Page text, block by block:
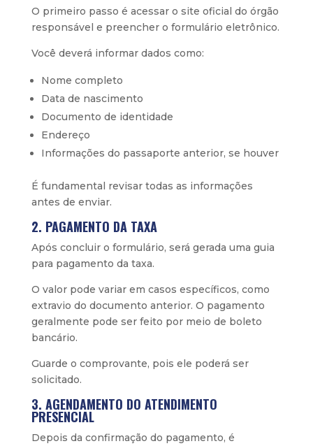
O primeiro passo é acessar o site oficial do órgão
responsável e preencher o formulário eletrônico.
Você deverá informar dados como:
Nome completo
Data de nascimento
Documento de identidade
Endereço
Informações do passaporte anterior, se houver
É fundamental revisar todas as informações
antes de enviar.
2. PAGAMENTO DA TAXA
Após concluir o formulário, será gerada uma guia
para pagamento da taxa.
O valor pode variar em casos específicos, como
extravio do documento anterior. O pagamento
geralmente pode ser feito por meio de boleto
bancário.
Guarde o comprovante, pois ele poderá ser
solicitado.
3. AGENDAMENTO DO ATENDIMENTO
PRESENCIAL
Depois da confirmação do pagamento, é